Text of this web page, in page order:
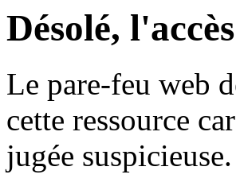
Désolé,
Le pare-feu web
cette ressource
jugée suspicieuse.